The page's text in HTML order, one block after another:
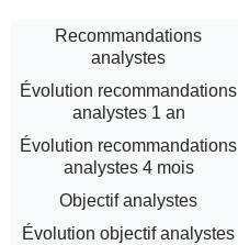
Recommandations
analystes
Évolution recommandations
analystes 1 an
Évolution recommandations
analystes 4 mois
Objectif analystes
Évolution objectif analystes